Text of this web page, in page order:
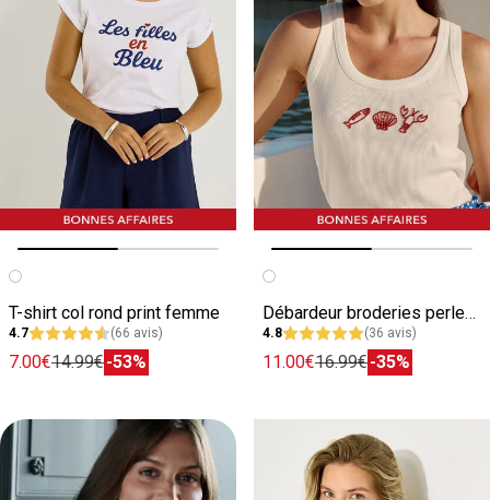
Image précédente
Image suivante
T-shirt col rond print femme
4.7 (66 avis)
7.00€14.99€-53%
Image précédente
Image suivante
Débardeur broderies perles femme
4.8 (36 avis)
11.00€16.99€-35%